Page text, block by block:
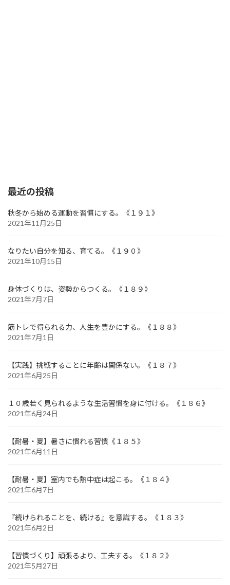
最近の投稿
秋冬から始める運動を習慣にする。《１９１》
2021年11月25日
なりたい自分を知る、育てる。《１９０》
2021年10月15日
身体づくりは、姿勢からつくる。《１８９》
2021年7月7日
筋トレで得られる力、人生を豊かにする。《１８８》
2021年7月1日
【実践】挑戦することに年齢は関係ない。《１８７》
2021年6月25日
１０歳若く見られるような生活習慣を身に付ける。《１８６》
2021年6月24日
【耐暑・夏】暑さに慣れる習慣《１８５》
2021年6月11日
【耐暑・夏】室内でも熱中症は起こる。《１８４》
2021年6月7日
『続けられることを、続ける』を意識する。《１８３》
2021年6月2日
【習慣づくり】頑張るより、工夫する。《１８２》
2021年5月27日